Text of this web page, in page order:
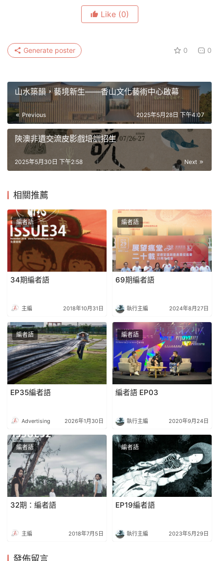
Like (0)
0 0
Generate poster
山水築韻，藝境新生——香山文化藝術中心啟幕
Previous 2025年5月28日 下午4:07
陝澳非遺交流皮影戲培訓招生
Next
2025年5月30日 下午2:58
相關推薦
編者語
34期編者語
主編 2018年10月31日
編者語
69期編者語
執行主編 2024年8月27日
編者語
EP35編者語
Advertising 2026年1月30日
編者語
編者語 EP03
執行主編 2020年9月24日
編者語
32期：編者語
主編 2018年7月5日
編者語
EP19編者語
執行主編 2023年5月29日
發佈留言